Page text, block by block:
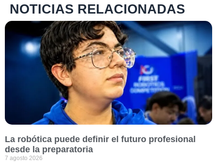
NOTICIAS RELACIONADAS
La robótica puede definir el futuro profesional
desde la preparatoria
7 agosto 2026